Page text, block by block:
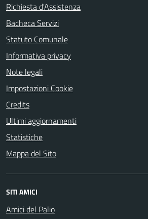
Richiesta d'Assistenza
Bacheca Servizi
Statuto Comunale
Informativa privacy
Note legali
Impostazioni Cookie
Credits
Ultimi aggiornamenti
Statistiche
Mappa del Sito
SITI AMICI
Amici del Palio